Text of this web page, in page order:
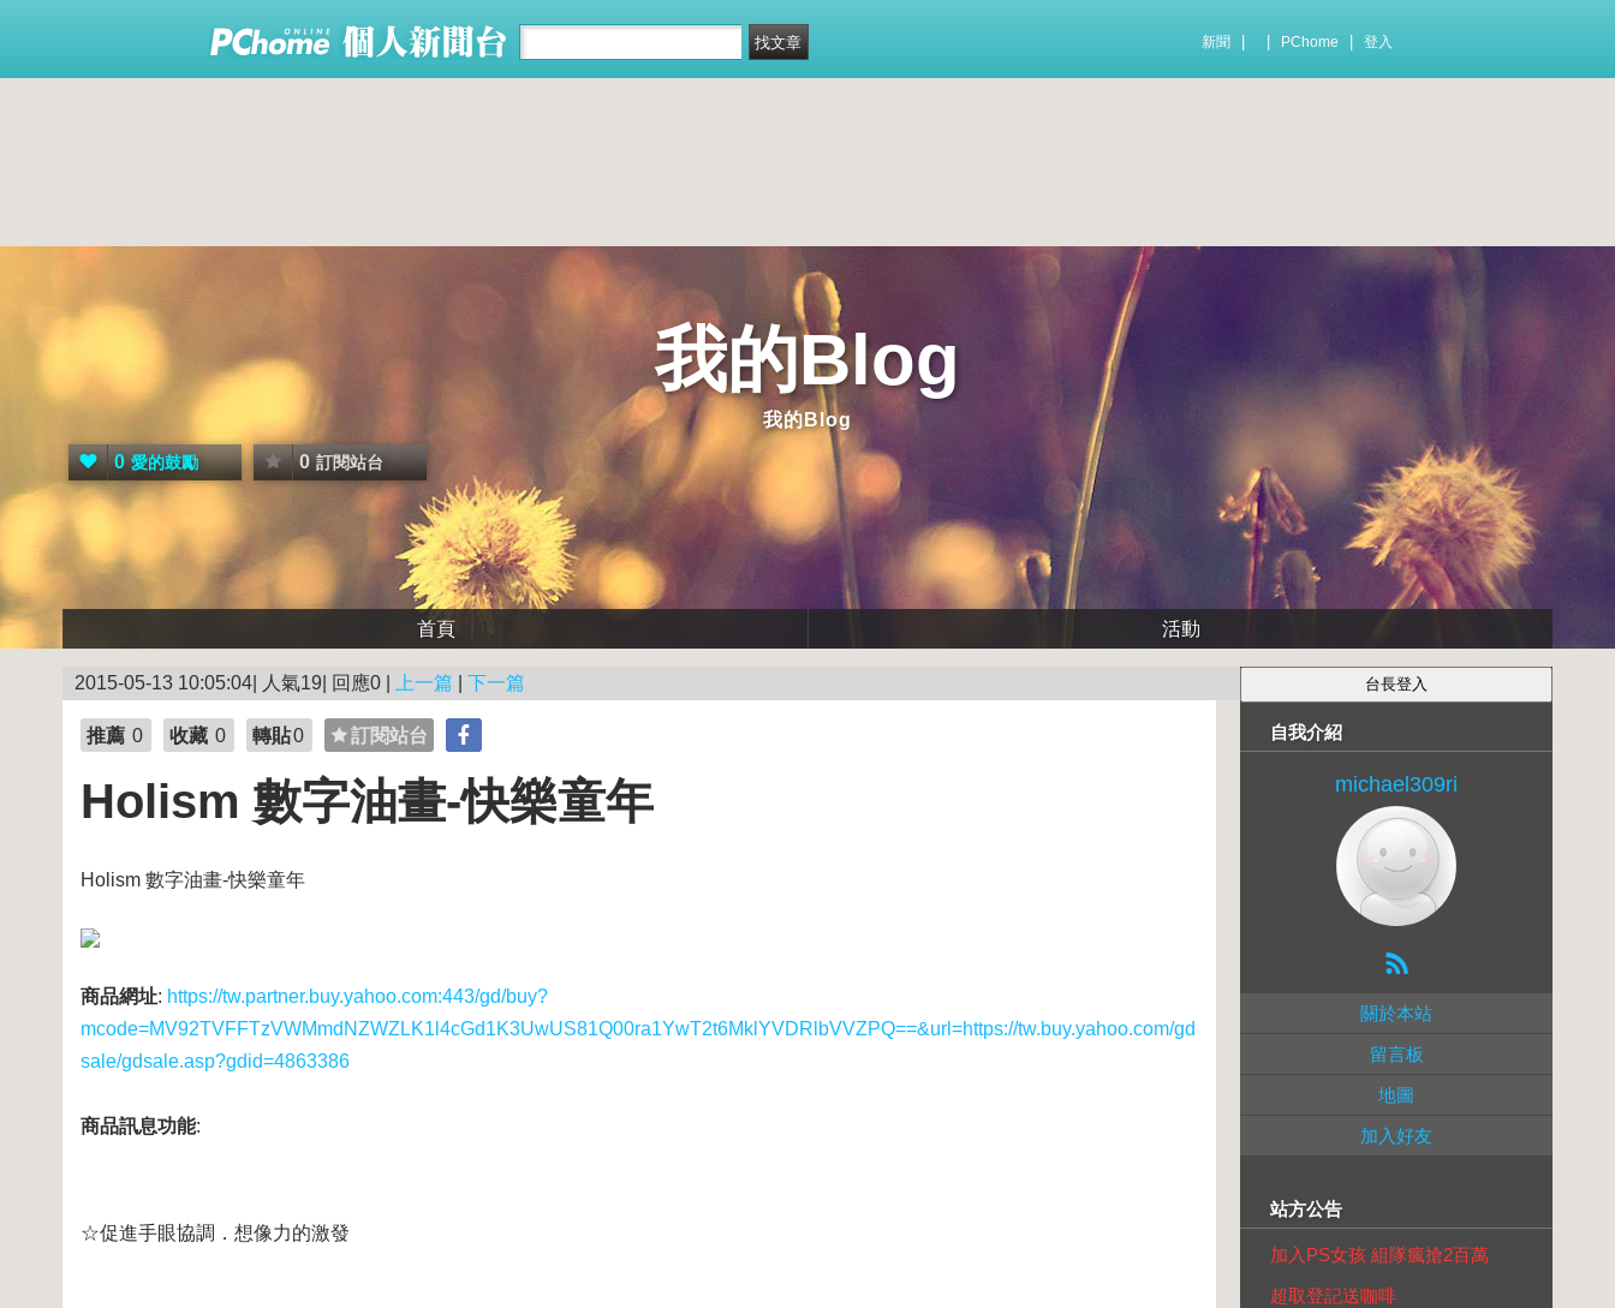
新聞 PChome 登入
我的Blog
我的Blog
0 愛的鼓勵 0 訂閱站台
首頁 活動
2015-05-13 10:05:04| 人氣19| 回應0 | 上一篇 下一篇
推薦 0 收藏 0 轉貼0 訂閱站台
Holism 數字油畫-快樂童年
Holism 數字油畫-快樂童年
商品網址: https://tw.partner.buy.yahoo.com:443/gd/buy?
mcode=MV92TVFFTzVWMmdNZWZLK1l4cGd1K3UwUS81Q00ra1YwT2t6MklYVDRlbVVZPQ==&url=https://tw.buy.yahoo.com/gd
sale/gdsale.asp?gdid=4863386
商品訊息功能:
☆促進手眼協調．想像力的激發
自我介紹
michael309ri
關於本站
留言板
地圖
加入好友
站方公告
加入PS女孩 組隊瘋搶2百萬
超取登記送咖啡